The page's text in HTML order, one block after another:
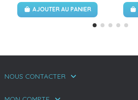
AJOUTER AU PANIER
NOUS CONTACTER